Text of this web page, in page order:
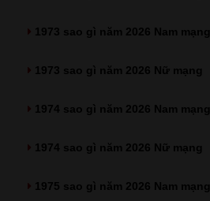
1973 sao gì năm 2026 Nam mạng
1973 sao gì năm 2026 Nữ mạng
1974 sao gì năm 2026 Nam mạng
1974 sao gì năm 2026 Nữ mạng
1975 sao gì năm 2026 Nam mạng